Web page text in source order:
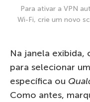
Para ativar a VPN
Wi-Fi, crie um novo
Na janela exibida,
para selecionar
específica ou
Como antes,